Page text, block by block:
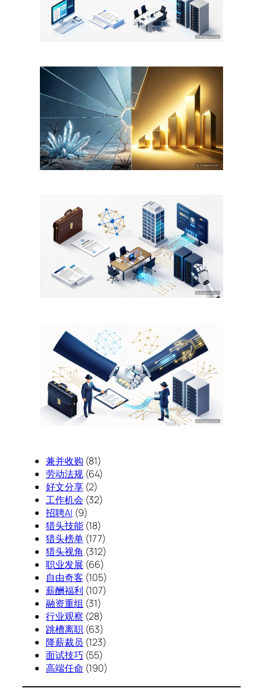
兼并收购 (81)
劳动法规(64)
好文分享(2)
工作机会 (32)
招聘AI (9)
猎头技能(18)
猎头榜单(177)
猎头视角 (312)
职业发展 (66)
自由奇客 (105)
薪酬福利 (107)
融资重组 (31)
行业观察 (28)
跳槽离职(63)
降薪裁员 (123)
面试技巧 (55)
高端任命 (190)